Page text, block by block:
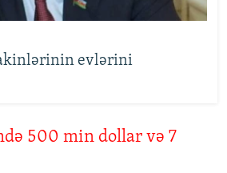
evlərini
500 min dollar və 7